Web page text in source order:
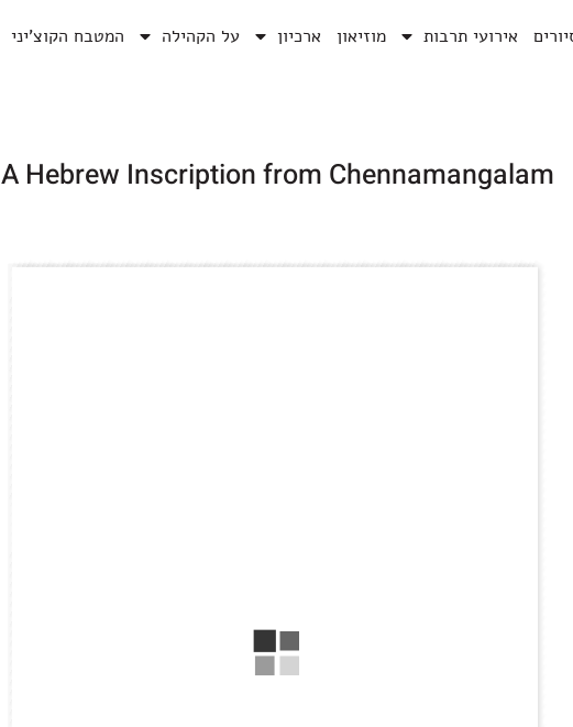
אירועי תרבות מוזיאון ארכיון על הקהילה המטבח הקוצ’יני
A Hebrew Inscription from Chennamangalam